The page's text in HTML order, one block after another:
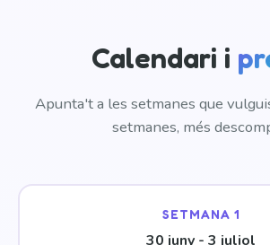
Calendari i
Apunta't a les setmanes que
setmanes, més
SETMANA 1
30 juny - 3 juliol